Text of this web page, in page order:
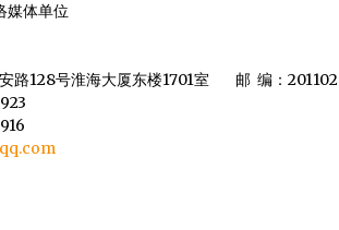
媒体单位
路128号淮海大厦东楼1701室 邮 编：201102
0923